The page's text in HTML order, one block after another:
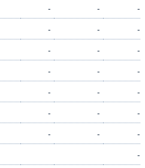
- -
-
- -
-
- -
-
- -
-
- -
-
- -
-
- -
-
-